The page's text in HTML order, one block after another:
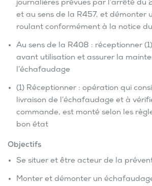
journalières prévues par l’arrêté du
et au sens de la R457, et démonter
roulant conformément à la notice
Au sens de la R408 : réceptionner
avant utilisation et assurer la
l’échafaudage
(1) Réceptionner : opération qui
livraison de l’échafaudage et à
commande, est monté selon les
bon état
Objectifs
Se situer et être acteur de la
Monter et démonter un